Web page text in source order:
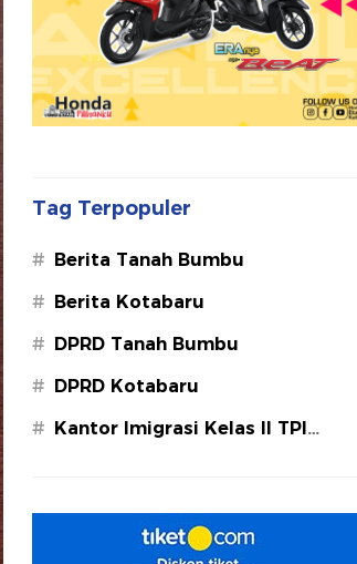
Tag Terpopuler
# Berita Tanah Bumbu
# Berita Kotabaru
# DPRD Tanah Bumbu
# DPRD Kotabaru
# Kantor Imigrasi Kelas II TPI